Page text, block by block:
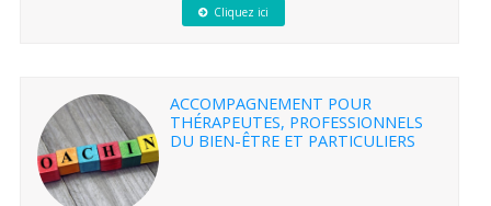
Cliquez ici
ACCOMPAGNEMENT POUR
THÉRAPEUTES, PROFESSIONNELS
DU BIEN-ÊTRE ET PARTICULIERS